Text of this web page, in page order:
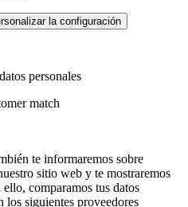
la configuración
personales
match
te informaremos sobre
sitio web y te mostraremos
comparamos tus datos
los siguientes proveedores